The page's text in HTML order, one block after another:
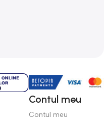
Contul meu
Contul meu